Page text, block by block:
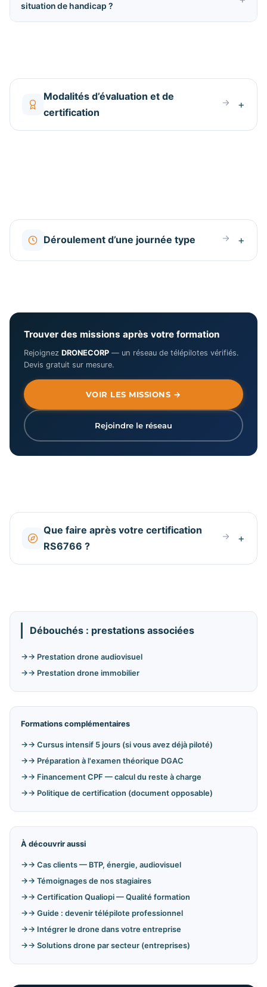
situation de handicap ?
Modalités d’évaluation et de
certification
Déroulement d’une journée type
Trouver des missions après votre formation
Rejoignez DRONECORP — un réseau de télépilotes vérifiés.
Devis gratuit sur mesure.
VOIR LES MISSIONS →
Rejoindre le réseau
Que faire après votre certification
RS6766 ?
Débouchés : prestations associées
→ Prestation drone audiovisuel
→ Prestation drone immobilier
Formations complémentaires
→ Cursus intensif 5 jours (si vous avez déjà piloté)
→ Préparation à l'examen théorique DGAC
→ Financement CPF — calcul du reste à charge
→ Politique de certification (document opposable)
À découvrir aussi
→ Cas clients — BTP, énergie, audiovisuel
→ Témoignages de nos stagiaires
→ Certification Qualiopi — Qualité formation
→ Guide : devenir télépilote professionnel
→ Intégrer le drone dans votre entreprise
→ Solutions drone par secteur (entreprises)